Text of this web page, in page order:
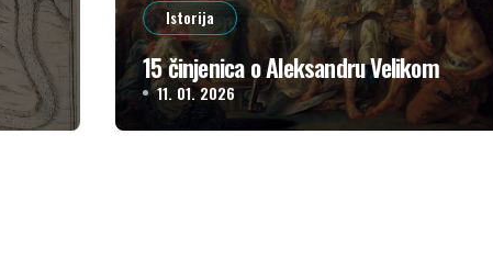
Istorija
15 činjenica o Aleksandru Velikom
11. 01. 2026